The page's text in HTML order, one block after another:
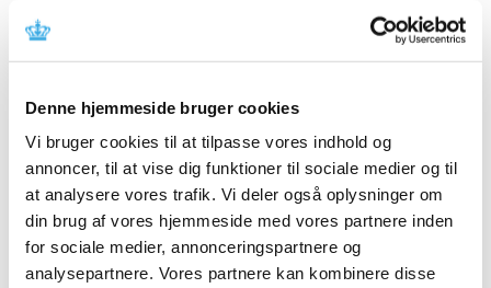
Denne hjemmeside bruger cookies
Vi bruger cookies til at tilpasse vores indhold og
annoncer, til at vise dig funktioner til sociale medier og til
at analysere vores trafik. Vi deler også oplysninger om
din brug af vores hjemmeside med vores partnere inden
for sociale medier, annonceringspartnere og
analysepartnere. Vores partnere kan kombinere disse
oktober 2017
|20. september 2017
godkendelsesafdeling afgørelsesbreve om
Vagtapoteker og åbningstider pr. 1. januar
2018
|14. september 2017 |
Lægemiddelstyrelsen har afsluttet tildelingen af
vagttjeneste til landets apoteker for vagtordningen,…